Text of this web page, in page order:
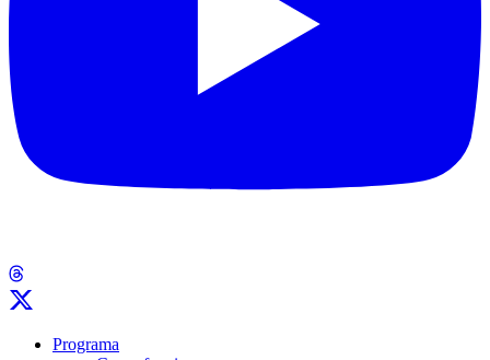
Programa